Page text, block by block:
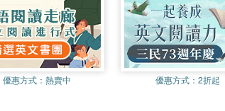
優惠方式： 熱賣中 優惠方式：2折起